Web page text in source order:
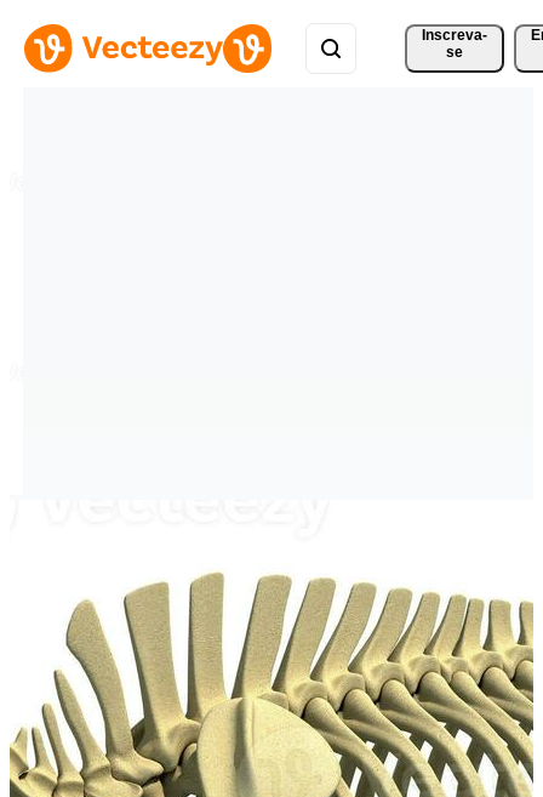
Inscreva-
se